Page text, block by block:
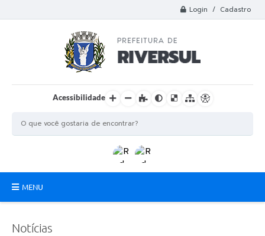
Login / Cadastro
Acessibilidade
MENU
Notícias